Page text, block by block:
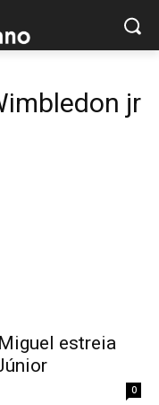
jr
estreia
0